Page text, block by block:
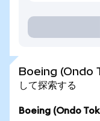
Boeing (Ondo
して探索する
Boeing (Ondo